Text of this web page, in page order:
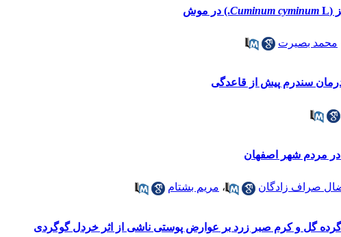
(
Cuminum cyminum L.) در موش
محمد بصیرت
سندرم پیش از قاعدگی
در مردم شهر اصفهان
صراف زادگان ، مریم بشتام
گرده گل و کرم صبر زرد بر عوارض پوستی ناشی از اثر خردل گوگردی